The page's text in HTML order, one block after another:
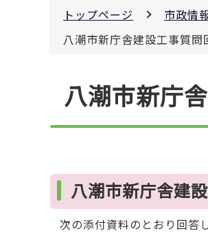
トップページ 市政情
八潮市新庁舎建設工事質問
八潮市新庁
八潮市新庁舎建
次の添付資料のとおり回答し